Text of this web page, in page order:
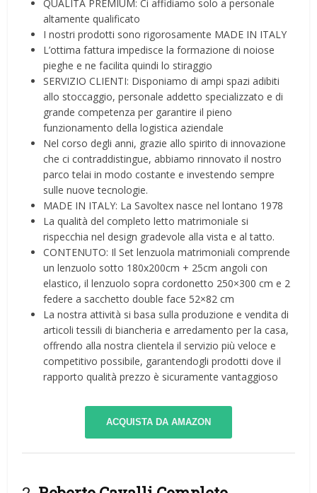
QUALITÀ PREMIUM: Ci affidiamo solo a personale
altamente qualificato
I nostri prodotti sono rigorosamente MADE IN ITALY
L’ottima fattura impedisce la formazione di noiose
pieghe e ne facilita quindi lo stiraggio
SERVIZIO CLIENTI: Disponiamo di ampi spazi adibiti
allo stoccaggio, personale addetto specializzato e di
grande competenza per garantire il pieno
funzionamento della logistica aziendale
Nel corso degli anni, grazie allo spirito di innovazione
che ci contraddistingue, abbiamo rinnovato il nostro
parco telai in modo costante e investendo sempre
sulle nuove tecnologie.
MADE IN ITALY: La Savoltex nasce nel lontano 1978
La qualità del completo letto matrimoniale si
rispecchia nel design gradevole alla vista e al tatto.
CONTENUTO: Il Set lenzuola matrimoniali comprende
un lenzuolo sotto 180x200cm + 25cm angoli con
elastico, il lenzuolo sopra cordonetto 250×300 cm e 2
federe a sacchetto double face 52×82 cm
La nostra attività si basa sulla produzione e vendita di
articoli tessili di biancheria e arredamento per la casa,
offrendo alla nostra clientela il servizio più veloce e
competitivo possibile, garantendogli prodotti dove il
rapporto qualità prezzo è sicuramente vantaggioso
ACQUISTA DA AMAZON